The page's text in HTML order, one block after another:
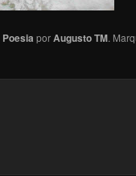
Poesia porAugusto TM.